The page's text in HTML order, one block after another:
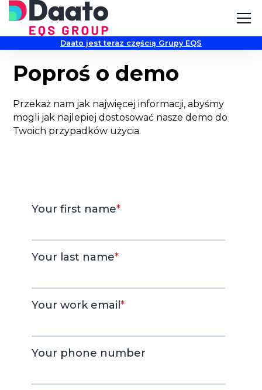
Daato jest teraz częścią Grupy EQS
Poproś o demo
Przekaż nam jak najwięcej informacji, abyśmy
mogli jak najlepiej dostosować nasze demo do
Twoich przypadków użycia.